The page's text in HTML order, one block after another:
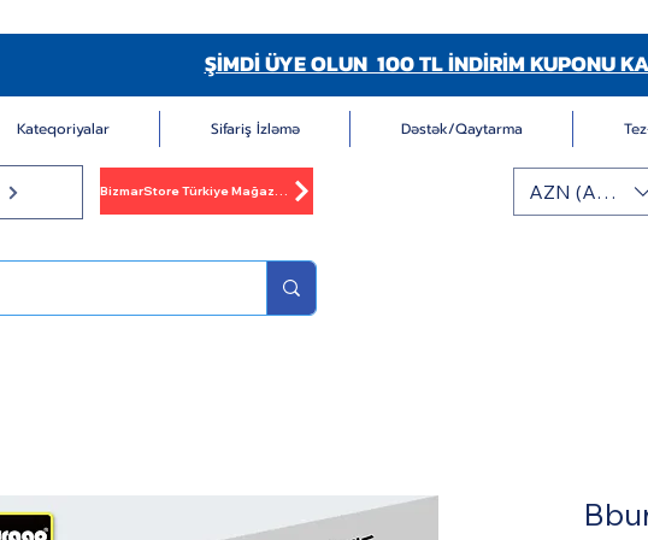
ŞİMDİ ÜYE OLUN 100 TL İNDİRİM KUPONU
Kateqoriyalar Sifariş İzləmə Dəstək/Qaytarma
BizmarStore Türkiye Mağazası AZN (AZN)